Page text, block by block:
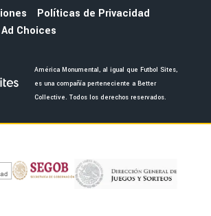
Políticas de Privacidad
Ad Choices
América Monumental, al igual que Futbol Sites,
es una compañía perteneciente a Better
Collective. Todos los derechos reservados.